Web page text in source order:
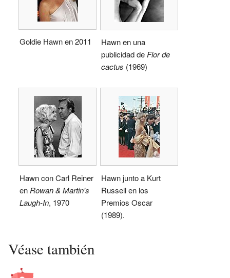
Goldie Hawn en 2011
Hawn en una
publicidad deFlor de
cactus (1969)
Hawn con Carl Reiner
en Rowan & Martin's
Laugh-In, 1970
Hawn junto a Kurt
Russell en los
Premios Oscar
(1989).
Véase también